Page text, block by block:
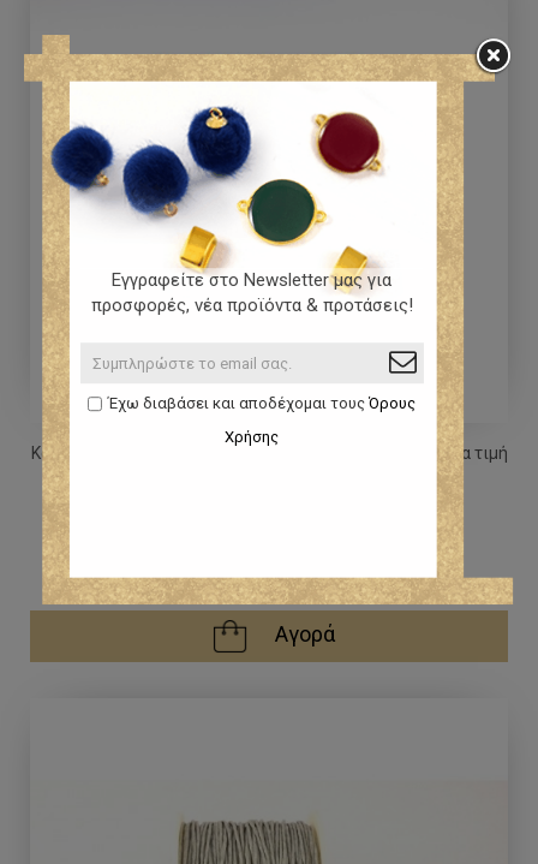
Κορδόνι ελαφρώς κερωμένο 0,8mm σε Τυρκουάζ χρώμα τιμή
0,05 €
Αγορά
Εγγραφείτε στο Newsletter μας για
προσφορές, νέα προϊόντα & προτάσεις!
Έχω διαβάσει και αποδέχομαι τουςΌρους
Χρήσης